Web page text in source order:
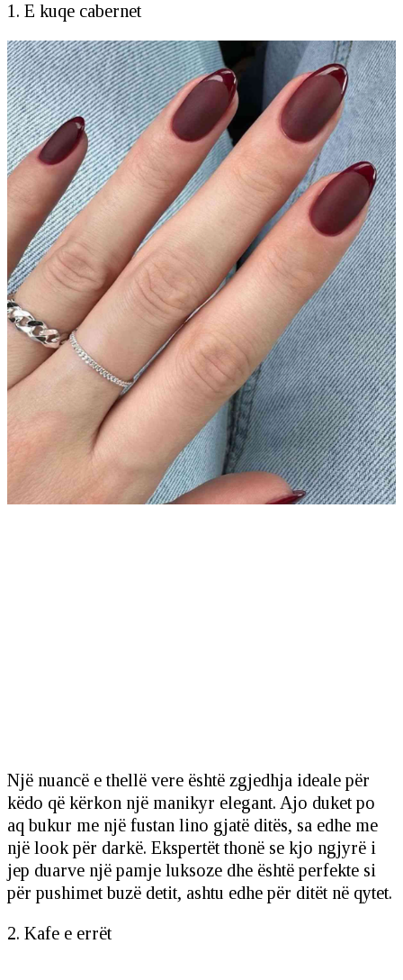
1. E kuqe cabernet
Një nuancë e thellë vere është zgjedhja ideale për
këdo që kërkon një manikyr elegant. Ajo duket po
aq bukur me një fustan lino gjatë ditës, sa edhe me
një look për darkë. Ekspertët thonë se kjo ngjyrë i
jep duarve një pamje luksoze dhe është perfekte si
për pushimet buzë detit, ashtu edhe për ditët në qytet.
2. Kafe e errët